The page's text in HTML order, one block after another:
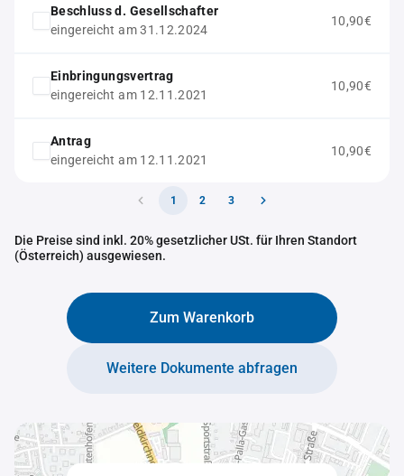
Beschluss d. Gesellschafter
eingereicht am 31.12.2024
10,90€
Einbringungsvertrag
eingereicht am 12.11.2021
10,90€
Antrag
eingereicht am 12.11.2021
10,90€
1 2 3
Die Preise sind inkl. 20% gesetzlicher USt. für Ihren Standort
(Österreich) ausgewiesen.
Zum Warenkorb
Weitere Dokumente abfragen